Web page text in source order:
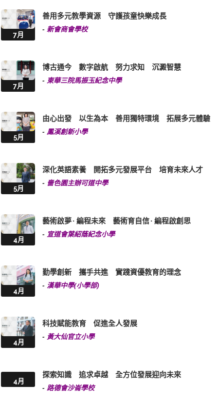
7月
善用多元教學資源 守護孩童快樂成長
- 新會商會學校
7月
博古通今 數字啟航 努力求知 沉澱智慧
- 東華三院馬振玉紀念中學
5月
由心出發 以生為本 善用獨特環境 拓展多元體驗
- 鳳溪創新小學
5月
深化英語素養 開拓多元發展平台 培育未來人才
- 嗇色園主辦可道中學
4月
藝術啟夢 · 編程未來 藝術育自信 · 編程啟創思
- 宣道會葉紹蔭紀念小學
4月
勤學創新 攜手共進 實踐資優教育的理念
- 漢華中學(小學部)
4月
科技賦能教育 促進全人發展
- 黃大仙官立小學
4月
探索知識 追求卓越 全方位發展迎向未來
- 路德會沙崙學校